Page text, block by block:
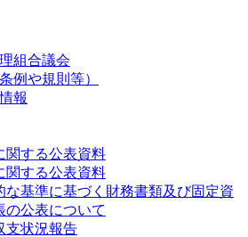
組合議会
例や規則等）
報
関する公表資料
関する公表資料
な基準に基づく財務書類及び固定資
の公表について
支状況報告